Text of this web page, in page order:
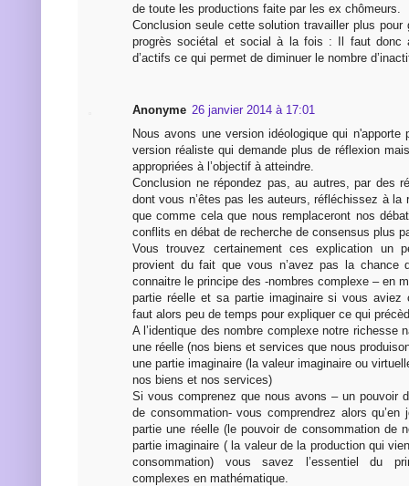
de toute les productions faite par les ex chômeurs.
Conclusion seule cette solution travailler plus pour
progrès sociétal et social à la fois : Il faut donc
d’actifs ce qui permet de diminuer le nombre
Anonyme 26 janvier 2014 à 17:01
Nous avons une version idéologique qui n'apporte
version réaliste qui demande plus de réflexion
appropriées à l’objectif à atteindre.
Conclusion ne répondez pas, au autres, par des
dont vous n’êtes pas les auteurs, réfléchissez à la
que comme cela que nous remplaceront nos
conflits en débat de recherche de consensus plus
Vous trouvez certainement ces explication un
provient du fait que vous n’avez pas la chance
connaitre le principe des -nombres complexe – en
partie réelle et sa partie imaginaire si vous aviez
faut alors peu de temps pour expliquer ce qui
A l’identique des nombre complexe notre richesse
une réelle (nos biens et services que nous
une partie imaginaire (la valeur imaginaire ou
nos biens et nos services)
Si vous comprenez que nous avons – un pouvoir
de consommation- vous comprendrez alors
partie une réelle (le pouvoir de consommation de
partie imaginaire ( la valeur de la production qui
consommation) vous savez l’essentiel du
complexes en mathématique.